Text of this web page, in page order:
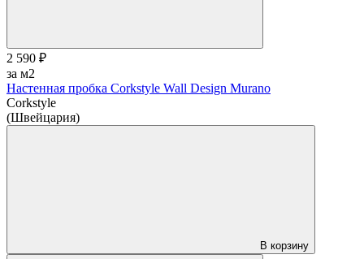
2 590 ₽
за м2
Настенная пробка Corkstyle Wall Design Murano
Corkstyle
(Швейцария)
В корзину